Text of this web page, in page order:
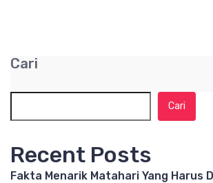
Cari
Cari
Recent Posts
Fakta Menarik Matahari Yang Harus